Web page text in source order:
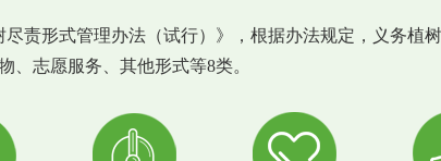
责形式管理办法（试行）》，根据办法规定，义务植
、志愿服务、其他形式等8类。